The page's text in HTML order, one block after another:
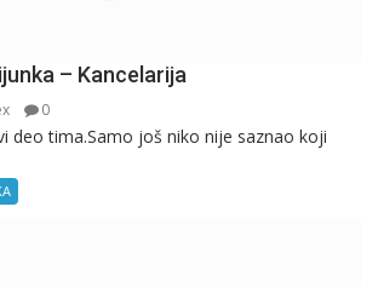
– Kancelarija
0
deo tima.Samo još niko nije saznao koji